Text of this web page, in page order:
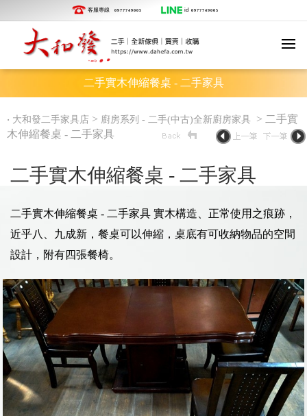
客服專線 0977749005 id 0977749005
二手實木伸縮餐桌 - 二手家具
‧ 大和發二手家具店 > 廚房系列 - 二手(中古)全新廚房家具 > 二手實
木伸縮餐桌 - 二手家具
二手實木伸縮餐桌 - 二手家具
二手實木伸縮餐桌 - 二手家具 實木構造、正常使用之痕跡，
近乎八、九成新，餐桌可以伸縮，桌底有可收納物品的空間
設計，附有四張餐椅。